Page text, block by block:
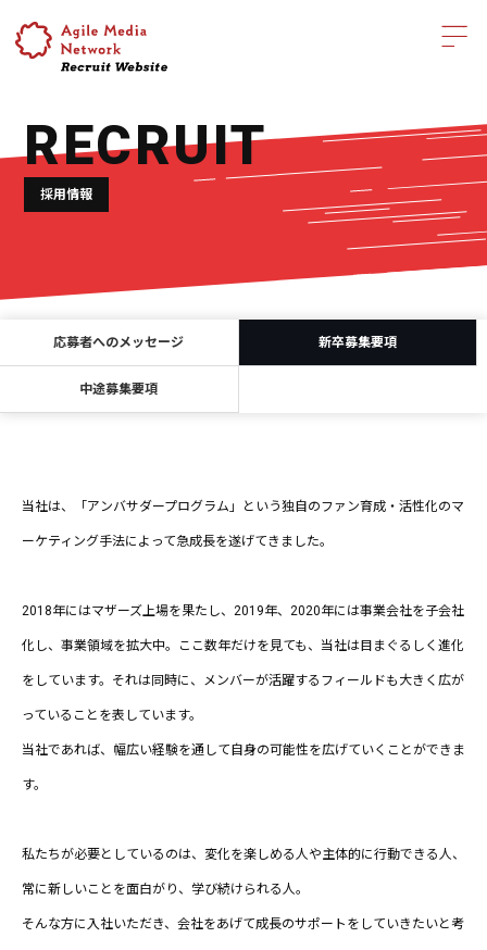
RECRUIT
採用情報
応募者へのメッセージ 新卒募集要項
中途募集要項
当社は、「アンバサダープログラム」という独自のファン育成・活性化のマ
ーケティング手法によって急成長を遂げてきました。
2018年にはマザーズ上場を果たし、2019年、2020年には事業会社を子会社
化し、事業領域を拡大中。ここ数年だけを見ても、当社は目まぐるしく進化
をしています。それは同時に、メンバーが活躍するフィールドも大きく広が
っていることを表しています。
当社であれば、幅広い経験を通して自身の可能性を広げていくことができま
す。
私たちが必要としているのは、変化を楽しめる人や主体的に行動できる人、
常に新しいことを面白がり、学び続けられる人。
そんな方に入社いただき、会社をあげて成長のサポートをしていきたいと考